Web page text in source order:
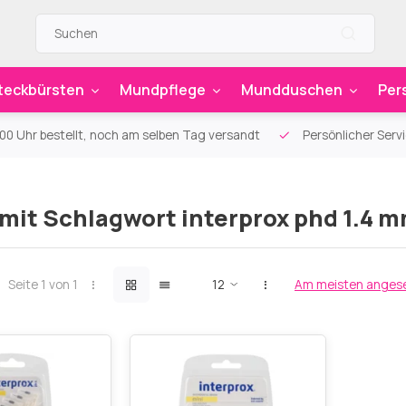
Mundpflege Mundduschen
Uhr bestellt, noch am selben Tag versandt Persönlicher
Schlagwort interprox phd 1.4
Seite 1 von 1 Am meisten